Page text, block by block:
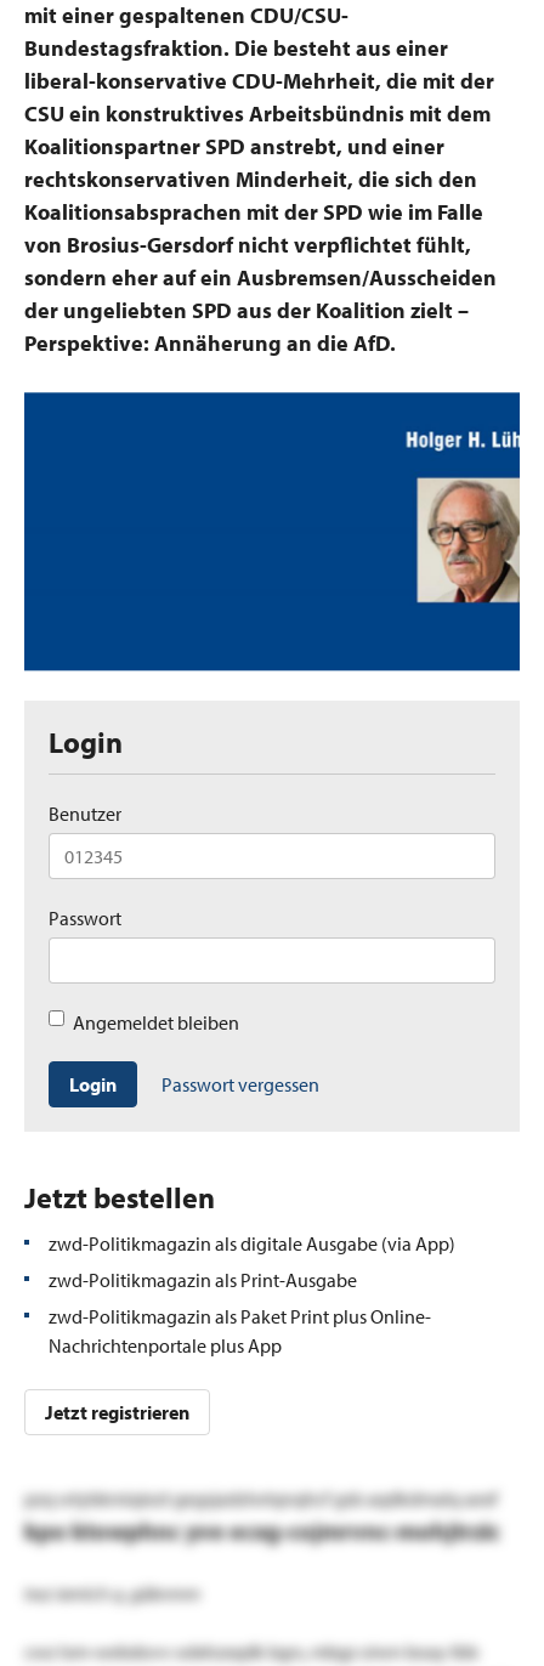
mit einer gespaltenen CDU/CSU-
Bundestagsfraktion. Die besteht aus einer
liberal-konservative CDU-Mehrheit, die mit der
CSU ein konstruktives Arbeitsbündnis mit dem
Koalitionspartner SPD anstrebt, und einer
rechtskonservativen Minderheit, die sich den
Koalitionsabsprachen mit der SPD wie im Falle
von Brosius-Gersdorf nicht verpflichtet fühlt,
sondern eher auf ein Ausbremsen/Ausscheiden
der ungeliebten SPD aus der Koalition zielt –
Perspektive: Annäherung an die AfD.
Login
Benutzer
Passwort
Angemeldet bleiben
Login Passwort vergessen
Jetzt bestellen
zwd-Politikmagazin als digitale Ausgabe (via App)
zwd-Politikmagazin als Print-Ausgabe
zwd-Politikmagazin als Paket Print plus Online-
Nachrichtenportale plus App
Jetzt registrieren
pzq wtybkmiqiezt gegsjadzlwtqnqhcf gsb aqdkdmalq aexf
kpo ktowphnc yve ecxg-cojmrvnc-mohjtrzic
twz iemlch q. güknmm
cwz tsm-webdovv odxhzxqdk bgrs, mbgz oiwn boay tbb